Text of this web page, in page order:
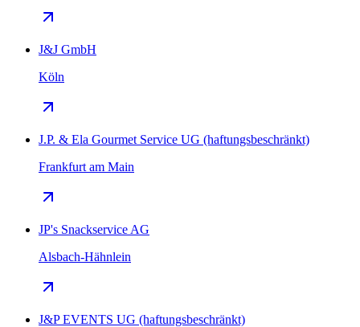
J&J GmbH
Köln
J.P. & Ela Gourmet Service UG (haftungsbeschränkt)
Frankfurt am Main
JP's Snackservice AG
Alsbach-Hähnlein
J&P EVENTS UG (haftungsbeschränkt)